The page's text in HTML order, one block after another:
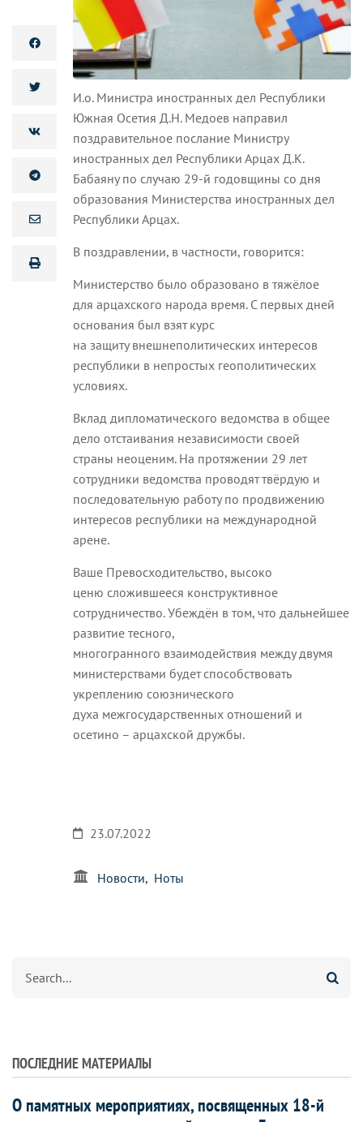
И.о. Министра иностранных дел Республики
Южная Осетия Д.Н. Медоев направил
поздравительное послание Министру
иностранных дел Республики Арцах Д.К.
Бабаяну по случаю 29-й годовщины со дня
образования Министерства иностранных дел
Республики Арцах.
В поздравлении, в частности, говорится:
Министерство было образовано в тяжёлое
для арцахского народа время. С первых дней
основания был взят курс
на защиту внешнеполитических интересов
республики в непростых геополитических
условиях.
Вклад дипломатического ведомства в общее
дело отстаивания независимости своей
страны неоценим. На протяжении 29 лет
сотрудники ведомства проводят твёрдую и
последовательную работу по продвижению
интересов республики на международной
арене.
Ваше Превосходительство, высоко
ценю сложившееся конструктивное
сотрудничество. Убеждён в том, что дальнейшее
развитие тесного,
многогранного взаимодействия между двумя
министерствами будет способствовать
укреплению союзнического
духа межгосударственных отношений и
осетино – арцахской дружбы.
23.07.2022
Новости Ноты
ПОСЛЕДНИЕ МАТЕРИАЛЫ
О памятных мероприятиях, посвященных 18-й